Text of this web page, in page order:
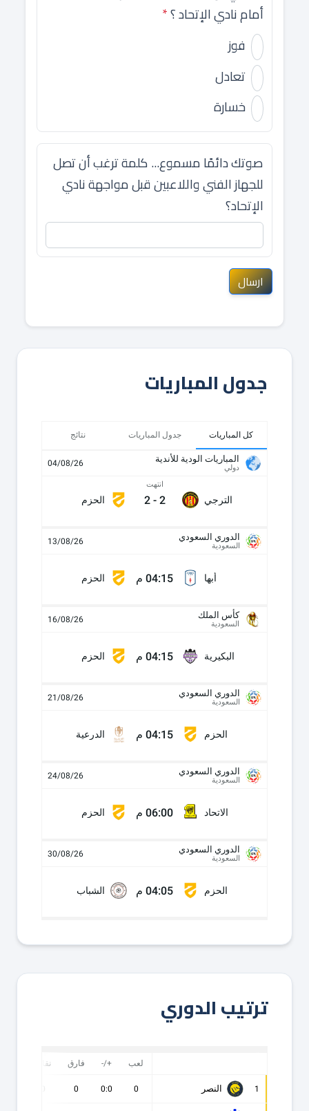
أمام نادي الإتحاد ؟*
فوز
تعادل
خسارة
صوتك دائمًا مسموع... كلمة ترغب أن تصل
للجهاز الفني واللاعبين قبل مواجهة نادي
الإتحاد؟
ارسال
جدول المباريات
كل المباريات جدول المباريات نتائج
المباريات الودية للأندية
دولي 04/08/26
الترجي
انتهت
2
-
2 الحزم
الدوري السعودي
السعودية 13/08/26
أبها 04:15 م الحزم
كأس الملك
السعودية 16/08/26
البكيرية 04:15 م الحزم
الدوري السعودي
السعودية 21/08/26
الحزم 04:15 م الدرعية
الدوري السعودي
السعودية 24/08/26
الاتحاد 06:00 م الحزم
الدوري السعودي
السعودية 30/08/26
الحزم 04:05 م الشباب
ترتيب الدوري
لعب +/- فارق نقاط
1 النصر 0
0:0
0